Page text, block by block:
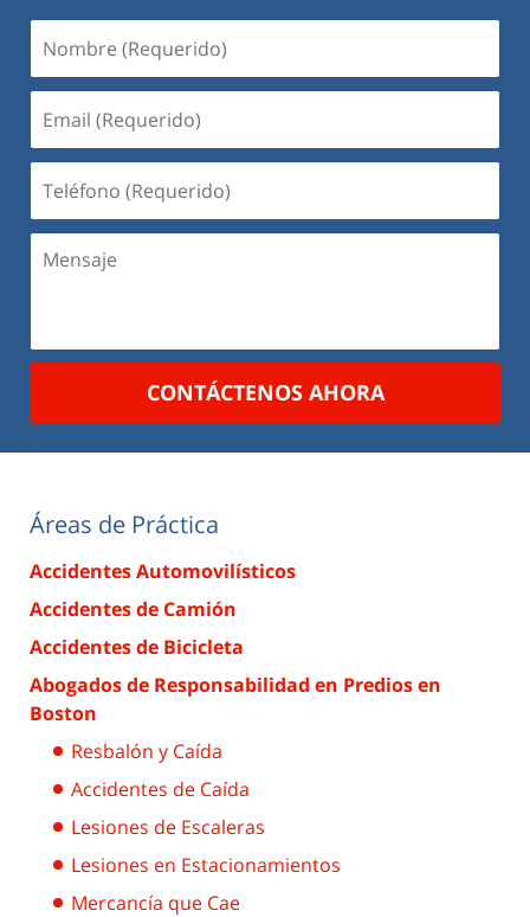
(Requerido)
(Requerido)
(Requerido)
CONTÁCTENOS AHORA
Áreas de Práctica
Accidentes Automovilísticos
Accidentes de Camión
Accidentes de Bicicleta
Abogados de Responsabilidad en Predios en
Boston
Resbalón y Caída
Accidentes de Caída
Lesiones de Escaleras
Lesiones en Estacionamientos
Mercancía que Cae